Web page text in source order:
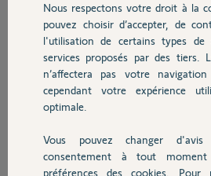
Chauffage
Autres produits
Devis avec un pro
demandé
Câble RJ45 neuf, testé avec un autre
Changement du secteur par un chargeur
du Tahoma): rien changé
Pas de menu autre que Wifi dans
La Tahoma s'allume avec le kit mais
Que dois-je faire ?
Nous respectons votre droit à la
pouvez choisir d’accepter, de
l'utilisation de certains types de
services proposés par des tiers.
n’affectera pas votre
cependant votre expérience
optimale.
Vous pouvez changer
consentement à tout
préférences des cookies. Pour